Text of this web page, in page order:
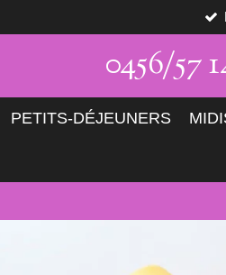
0456/57
PETITS-DÉJEUNERS